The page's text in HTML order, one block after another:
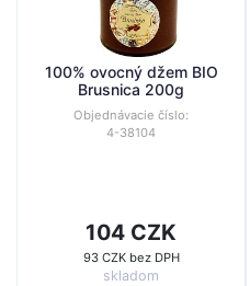
100% ovocný džem BIO
Brusnica 200g
Objednávacie číslo:
4-38104
104 CZK
93 CZK bez DPH
skladom